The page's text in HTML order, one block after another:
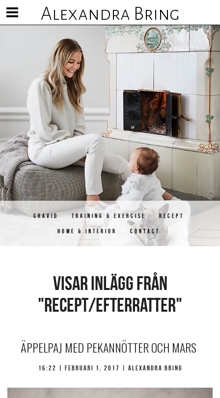
Alexandra Bring
Visa/göm
meny
GRAVID TRAINING & EXERCISE RECEPT
HOME & INTERIOR CONTACT
Visar inlägg från
"recept/efterratter"
ÄPPELPAJ MED PEKANNÖTTER OCH MARS
16:22 | februari 1, 2017 | Alexandra Bring